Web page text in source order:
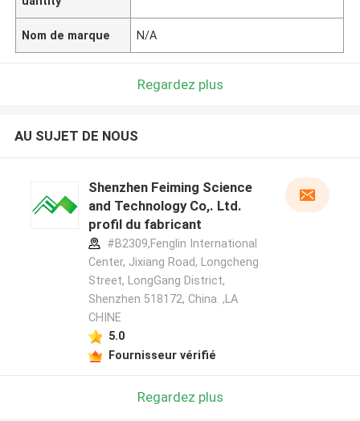
Nom de marque N/A
Regardez plus
AU SUJET DE NOUS
Shenzhen Feiming Science
and Technology Co,. Ltd.
profil du fabricant
#B2309,Fenglin International
Center, Jixiang Road, Longcheng
Street, LongGang District,
Shenzhen 518172, China. ,LA
CHINE
5.0
Fournisseur vérifié
Regardez plus